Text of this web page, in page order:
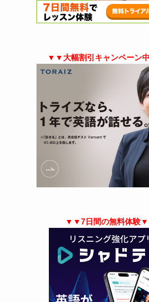
▼▼大幅割引キャンペーン
▼▼7日間の無料体験